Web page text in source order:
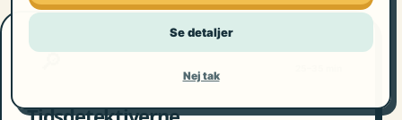
🔎
Se detaljer
Nej tak